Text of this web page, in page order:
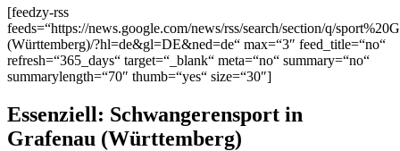
[feedzy-rss
feeds=“https://news.google.com/news/rss/search/section/q/
(Württemberg)/?hl=de&gl=DE&ned=de“ max=“3″ feed_title=“no“
refresh=“365_days“ target=“_blank“ meta=“no“ summary=“no“
summarylength=“70″ thumb=“yes“ size=“30″]
Essenziell: Schwangerensport in
Grafenau (Württemberg)